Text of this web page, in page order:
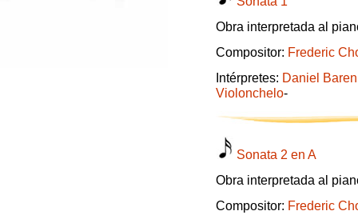
Obra interpretada al
Compositor: Frederic
Intérpretes: Daniel
Violonchelo-
Sonata 2 en A
Obra interpretada al
Compositor: Frederic